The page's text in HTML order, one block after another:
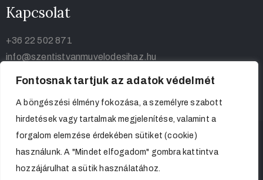
Fontosnak tartjuk az adatok védelmét
A böngészési élmény fokozása, a személyre szabott
hirdetések vagy tartalmak megjelenítése, valamint a
forgalom elemzése érdekében sütiket (cookie)
használunk. A "Mindet elfogadom" gombra kattintva
hozzájárulhat a sütik használatához.
Kapcsolat
+36 22 502 871
info@szentistvanmuvelodesihaz.hu